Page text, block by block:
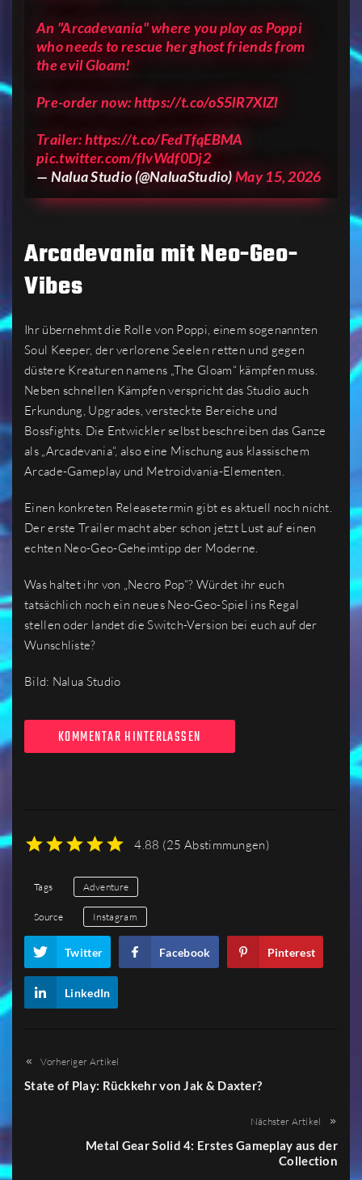
An "Arcadevania" where you play as Poppi
who needs to rescue her ghost friends from
the evil Gloam!
Pre-order now:https://t.co/oS5lR7XlZl
Trailer:https://t.co/FedTfqEBMA
pic.twitter.com/fIvWdf0Dj2
— Nalua Studio (@NaluaStudio)May 15, 2026
Arcadevania mit Neo-Geo-
Vibes
Ihr übernehmt die Rolle von Poppi, einem sogenannten
Soul Keeper, der verlorene Seelen retten und gegen
düstere Kreaturen namens „The Gloam“ kämpfen muss.
Neben schnellen Kämpfen verspricht das Studio auch
Erkundung, Upgrades, versteckte Bereiche und
Bossfights. Die Entwickler selbst beschreiben das Ganze
als „Arcadevania“, also eine Mischung aus klassischem
Arcade-Gameplay und Metroidvania-Elementen.
Einen konkreten Releasetermin gibt es aktuell noch nicht.
Der erste Trailer macht aber schon jetzt Lust auf einen
echten Neo-Geo-Geheimtipp der Moderne.
Was haltet ihr von „Necro Pop“? Würdet ihr euch
tatsächlich noch ein neues Neo-Geo-Spiel ins Regal
stellen oder landet die Switch-Version bei euch auf der
Wunschliste?
Bild: Nalua Studio
KOMMENTAR HINTERLASSEN
4.88 (25 Abstimmungen)
Tags Adventure
Source Instagram
Twitter Facebook Pinterest
LinkedIn
Vorheriger Artikel
State of Play: Rückkehr von Jak & Daxter?
Nächster Artikel
Metal Gear Solid 4: Erstes Gameplay aus der
Collection